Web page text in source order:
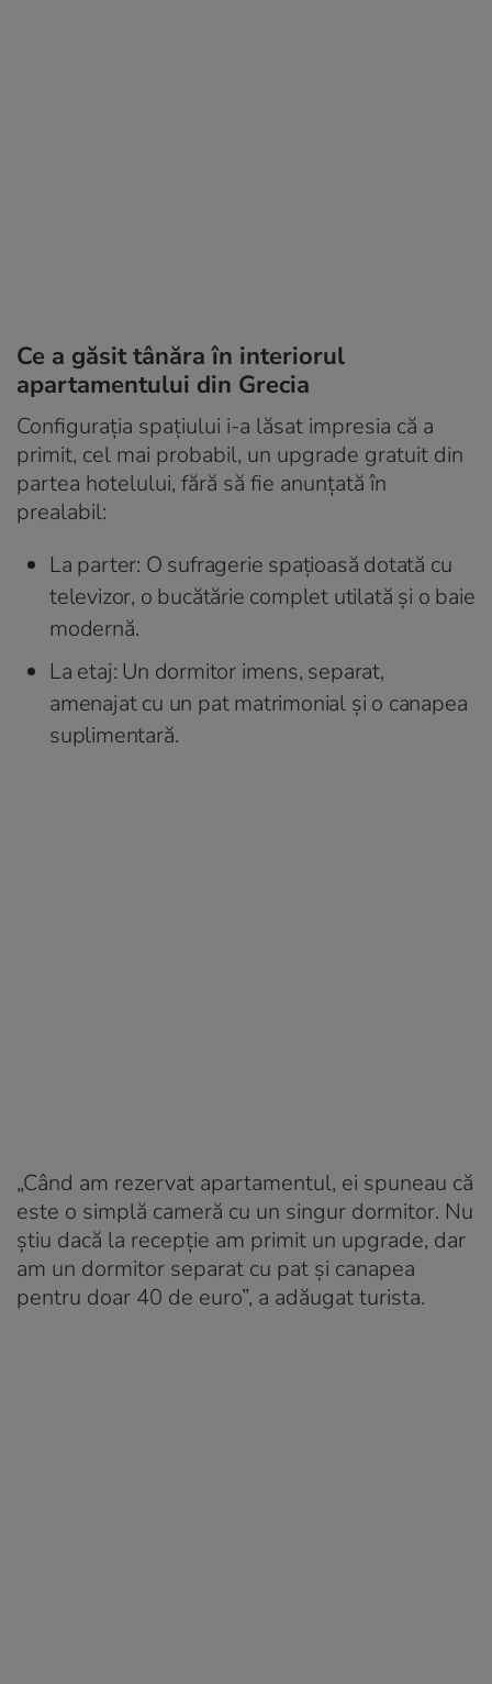
Ce a găsit tânăra în interiorul
apartamentului din Grecia
Configurația spațiului i-a lăsat impresia că a
primit, cel mai probabil, un upgrade gratuit din
partea hotelului, fără să fie anunțată în
prealabil:
La parter: O sufragerie spațioasă dotată cu
televizor, o bucătărie complet utilată și o baie
modernă.
La etaj: Un dormitor imens, separat,
amenajat cu un pat matrimonial și o canapea
suplimentară.
„Când am rezervat apartamentul, ei spuneau că
este o simplă cameră cu un singur dormitor. Nu
știu dacă la recepție am primit un upgrade, dar
am un dormitor separat cu pat și canapea
pentru doar 40 de euro”, a adăugat turista.